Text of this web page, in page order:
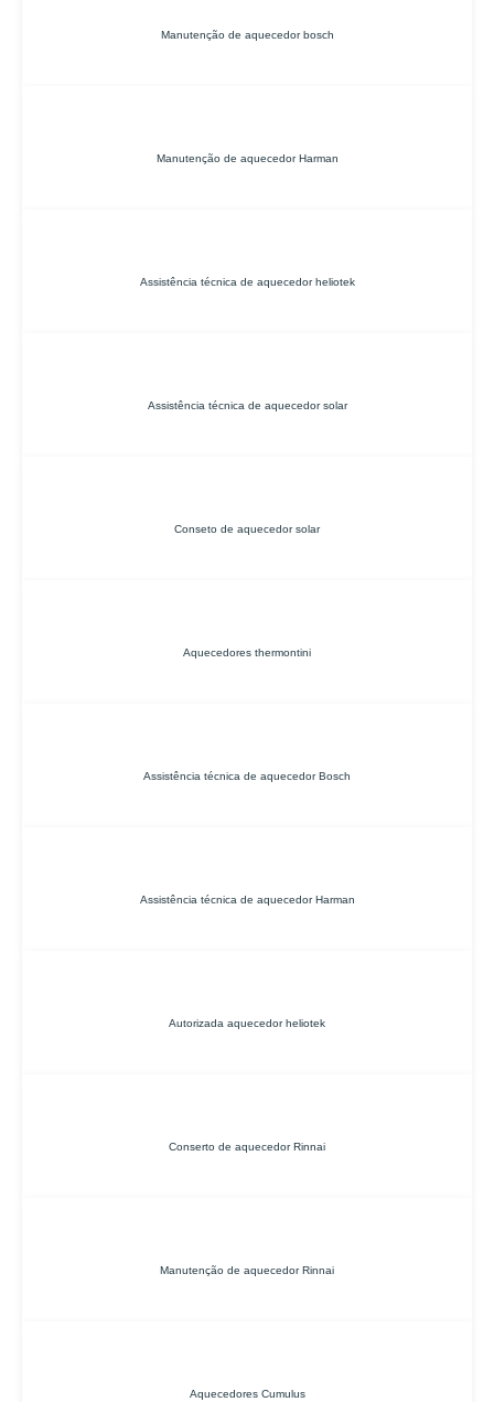
Manutenção de aquecedor bosch
Manutenção de aquecedor Harman
Assistência técnica de aquecedor heliotek
Assistência técnica de aquecedor solar
Conseto de aquecedor solar
Aquecedores thermontini
Assistência técnica de aquecedor Bosch
Assistência técnica de aquecedor Harman
Autorizada aquecedor heliotek
Conserto de aquecedor Rinnai
Manutenção de aquecedor Rinnai
Aquecedores Cumulus